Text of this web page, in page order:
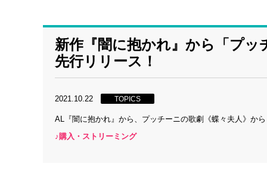
新作『闇に抱かれ』から「プッ
先行リリース！
2021.10.22 TOPICS
AL『闇に抱かれ』から、プッチーニの歌劇《蝶々夫人》か
♪購入・ストリーミング